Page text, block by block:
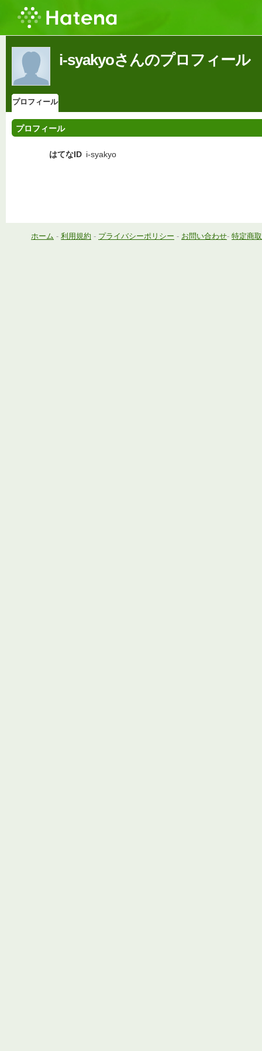
i-syakyoさんのプロフィール
プロフィール
プロフィール
はてなID i-syakyo
ホーム - 利用規約 - プライバシーポリシー - お問い合わせ- 特定商